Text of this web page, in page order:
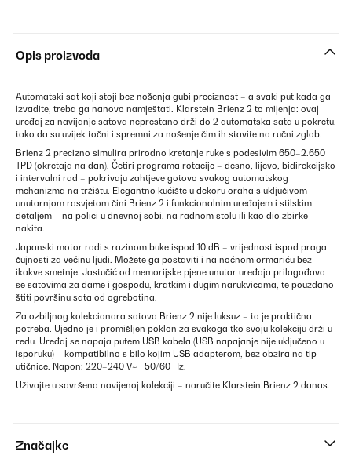
Opis proizvoda
Automatski sat koji stoji bez nošenja gubi preciznost – a svaki put kada ga
izvadite, treba ga nanovo namještati. Klarstein Brienz 2 to mijenja: ovaj
uređaj za navijanje satova neprestano drži do 2 automatska sata u pokretu,
tako da su uvijek točni i spremni za nošenje čim ih stavite na ručni zglob.
Brienz 2 precizno simulira prirodno kretanje ruke s podesivim 650–2.650
TPD (okretaja na dan). Četiri programa rotacije – desno, lijevo, bidirekcijsko
i intervalni rad – pokrivaju zahtjeve gotovo svakog automatskog
mehanizma na tržištu. Elegantno kućište u dekoru oraha s uključivom
unutarnjom rasvjetom čini Brienz 2 i funkcionalnim uređajem i stilskim
detaljem – na polici u dnevnoj sobi, na radnom stolu ili kao dio zbirke
nakita.
Japanski motor radi s razinom buke ispod 10 dB – vrijednost ispod praga
čujnosti za većinu ljudi. Možete ga postaviti i na noćnom ormariću bez
ikakve smetnje. Jastučić od memorijske pjene unutar uređaja prilagođava
se satovima za dame i gospodu, kratkim i dugim narukvicama, te pouzdano
štiti površinu sata od ogrebotina.
Za ozbiljnog kolekcionara satova Brienz 2 nije luksuz – to je praktična
potreba. Ujedno je i promišljen poklon za svakoga tko svoju kolekciju drži u
redu. Uređaj se napaja putem USB kabela (USB napajanje nije uključeno u
isporuku) – kompatibilno s bilo kojim USB adapterom, bez obzira na tip
utičnice. Napon: 220–240 V~ | 50/60 Hz.
Uživajte u savršeno navijenoj kolekciji – naručite Klarstein Brienz 2 danas.
Značajke